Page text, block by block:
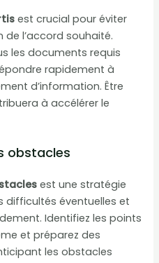
est crucial pour éviter
l’accord souhaité.
les documents requis
rapidement à
d’information. Être
à accélérer le
obstacles
est une stratégie
difficultés éventuelles et
Identifiez les points
et préparez des
les obstacles